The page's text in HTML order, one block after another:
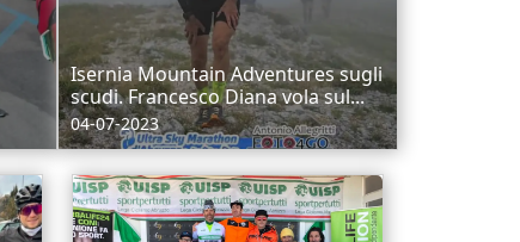
Isernia Mountain Adventures sugli
scudi. Francesco Diana vola sul...
04-07-2023